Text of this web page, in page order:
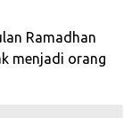
Ramadhan
menjadi orang